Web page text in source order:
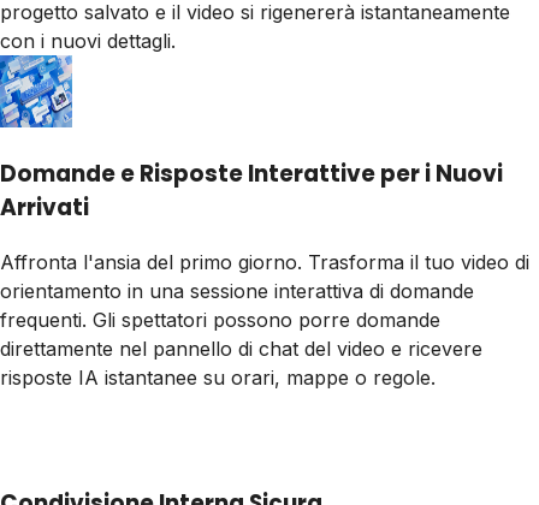
progetto salvato e il video si rigenererà istantaneamente
con i nuovi dettagli.
Domande e Risposte Interattive per i Nuovi
Arrivati
Affronta l'ansia del primo giorno. Trasforma il tuo video di
orientamento in una sessione interattiva di domande
frequenti. Gli spettatori possono porre domande
direttamente nel pannello di chat del video e ricevere
risposte IA istantanee su orari, mappe o regole.